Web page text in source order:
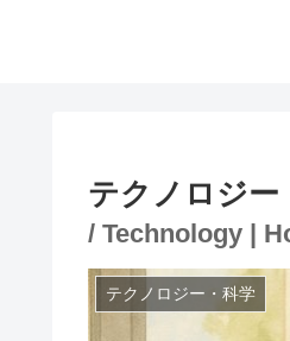
テクノロジー
/ Technology |
テクノロジー・科学